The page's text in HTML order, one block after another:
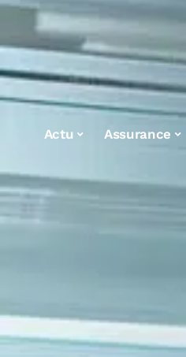
Actu Assurance